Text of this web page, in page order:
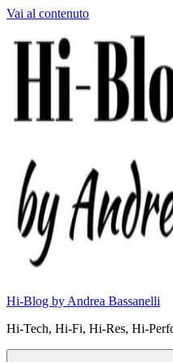
Vai al contenuto
Hi-Blog by Andrea Bassanelli
Hi-Tech, Hi-Fi, Hi-Res, Hi-